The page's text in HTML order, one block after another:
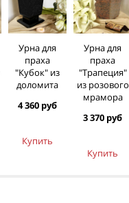
Урна для
праха
"Кубок" из
доломита
4 360 руб
Купить
Урна для
праха
"Трапеция"
из розового
мрамора
3 370 руб
Купить